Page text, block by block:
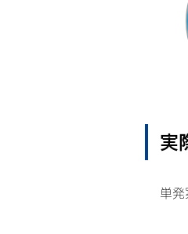
実
単